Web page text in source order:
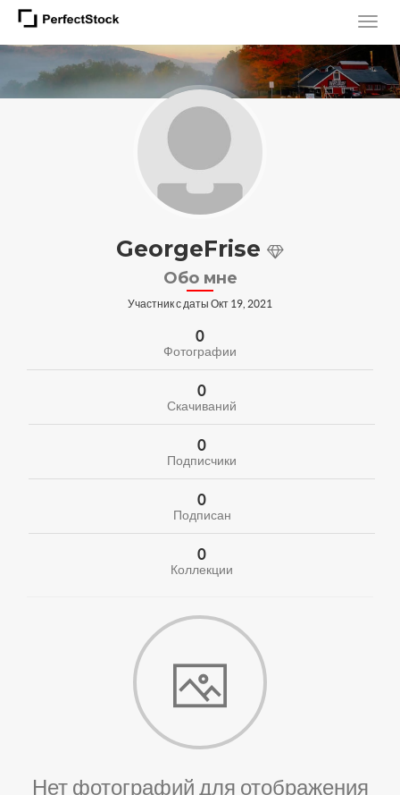
GeorgeFrise
Обо мне
Участник с даты Окт 19, 2021
0
Фотографии
0
Скачиваний
0
Подписчики
0
Подписан
0
Коллекции
Нет фотографий для отображения